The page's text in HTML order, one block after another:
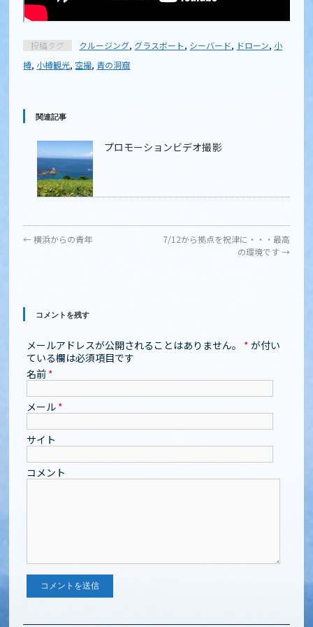
投稿タグ クルージング, グラスボート, シーバード, ドローン, 小
樽, 小樽観光, 空撮, 青の洞窟
関連記事
プロモーションビデオ撮影
←横浜からの青年
7/12から拠点を祝津に・・・最高
の環境です→
コメントを残す
メールアドレスが公開されることはありません。 * が付い
ている欄は必須項目です
名前 *
メール *
サイト
コメント